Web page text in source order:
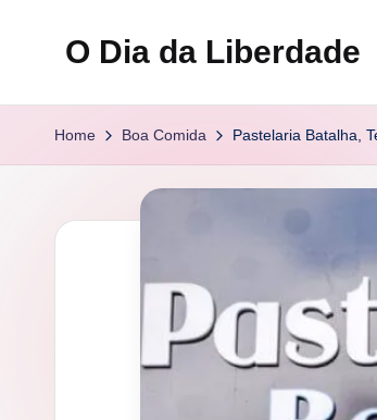
O Dia da Liberdade
Home Boa Comida Pastelaria Batalha,